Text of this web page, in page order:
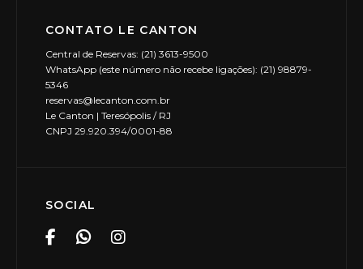
CONTATO LE CANTON
Central de Reservas: (21) 3613-9500
WhatsApp (este número não recebe ligações): (21) 98879-
5346
reservas@lecanton.com.br
Le Canton | Teresópolis / RJ
CNPJ 29.920.394/0001-88
SOCIAL